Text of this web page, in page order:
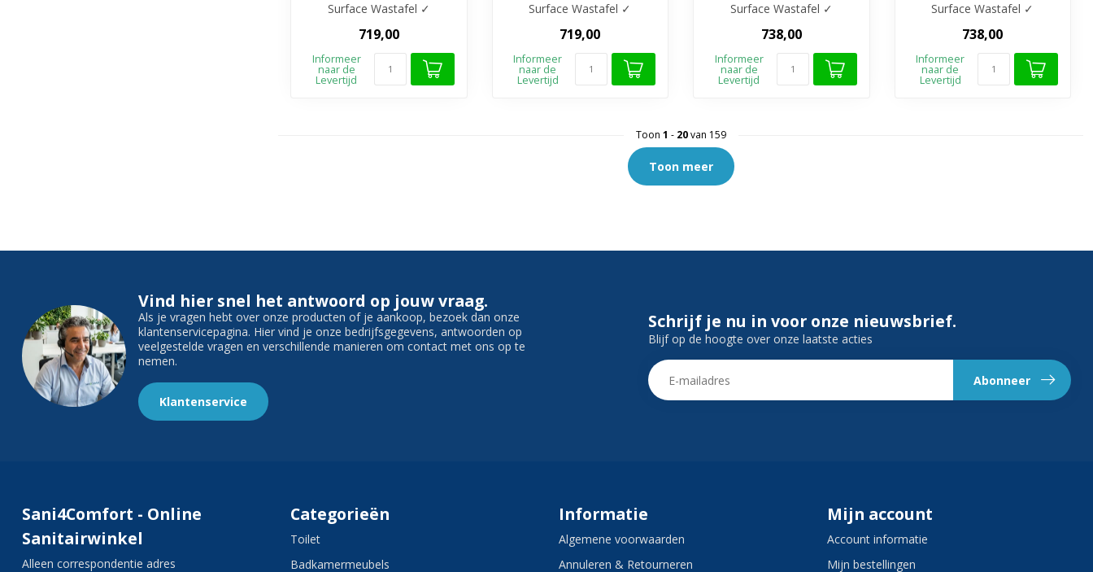
Surface Wastafel ✓
Beschikbaar in 4...
719,00
Informeer
naar de
Levertijd
Surface Wastafel ✓
Beschikbaar in 4...
719,00
Informeer
naar de
Levertijd
Surface Wastafel ✓
Beschikbaar in 4...
738,00
Informeer
naar de
Levertijd
Surface Wastafel ✓
Beschikbaar in 4...
738,00
Informeer
naar de
Levertijd
Toon 1 - 20van 159
Toon meer
Vind hier snel het antwoord op jouw vraag.
Als je vragen hebt over onze producten of je aankoop, bezoek dan onze
klantenservicepagina. Hier vind je onze bedrijfsgegevens, antwoorden op
veelgestelde vragen en verschillende manieren om contact met ons op te
nemen.
Klantenservice
Schrijf je nu in voor onze nieuwsbrief.
Blijf op de hoogte over onze laatste acties
Abonneer
Sani4Comfort - Online
Sanitairwinkel
Alleen correspondentie adres
Categorieën
Toilet
Badkamermeubels
Informatie
Algemene voorwaarden
Annuleren & Retourneren
Mijn account
Account informatie
Mijn bestellingen